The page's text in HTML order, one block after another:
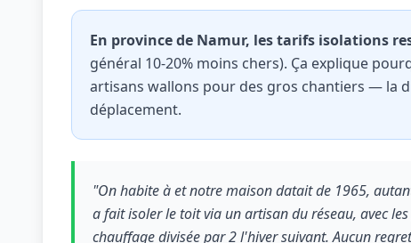
En province de Namur, les tarifs isolations
général 10-20% moins chers). Ça explique
artisans wallons pour des gros chantiers — la
déplacement.
"On habite à et notre maison datait de 1965,
a fait isoler le toit via un artisan du réseau, avec
chauffage divisée par 2 l'hiver suivant. Aucun